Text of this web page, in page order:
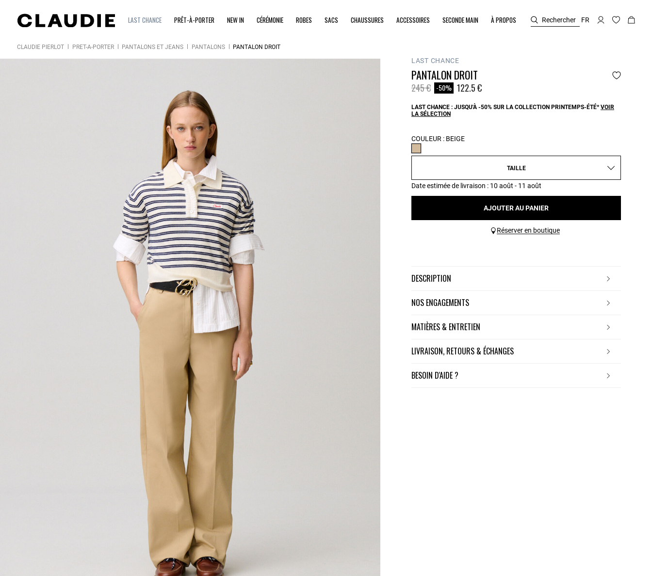
LAST CHANCE PRÊT-À-PORTER NEW IN CÉRÉMONIE ROBES SACS CHAUSSURES ACCESSOIRES SECONDE MAIN À PROPOS Rechercher FR
CLAUDIE PIERLOT PRÊT-À-PORTER PANTALONS ET JEANS PANTALONS PANTALON DROIT
LAST CHANCE
PANTALON DROIT
Prix réduit à partir de
245 €à -50% 122.5 €
LAST CHANCE : JUSQU'À -50% SUR LA COLLECTION PRINTEMPS-ÉTÉ*VOIR
LA SÉLECTION
COULEUR : BEIGE
TAILLE
Date estimée de livraison : 10 août - 11 août
AJOUTER AU PANIER
Réserver en boutique
DESCRIPTION
NOS ENGAGEMENTS
MATIÈRES & ENTRETIEN
LIVRAISON, RETOURS & ÉCHANGES
BESOIN D'AIDE ?